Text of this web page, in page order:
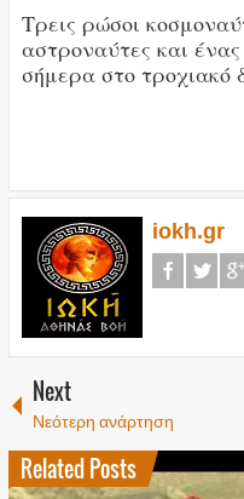
Τρεις ρώσοι
αστροναύτες και
σήμερα στο τροχιακό
iokh.gr
Next
Νεότερη ανάρτηση
Related Posts